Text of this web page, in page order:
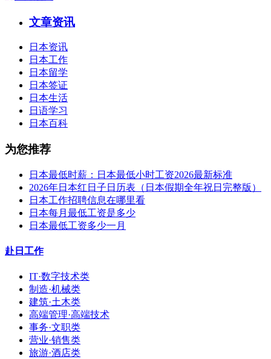
文章资讯
日本资讯
日本工作
日本留学
日本签证
日本生活
日语学习
日本百科
为您推荐
日本最低时薪：日本最低小时工资2026最新标准
2026年日本红日子日历表（日本假期全年祝日完整版）
日本工作招聘信息在哪里看
日本每月最低工资是多少
日本最低工资多少一月
赴日工作
IT·数字技术类
制造·机械类
建筑·土木类
高端管理·高端技术
事务·文职类
营业·销售类
旅游·酒店类